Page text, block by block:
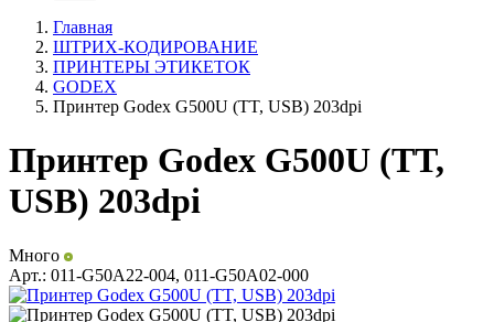
Главная
ШТРИХ-КОДИРОВАНИЕ
ПРИНТЕРЫ ЭТИКЕТОК
GODEX
Принтер Godex G500U (TT, USB) 203dpi
Принтер Godex G500U (TT,
USB) 203dpi
Много
Арт.: 011-G50A22-004, 011-G50A02-000